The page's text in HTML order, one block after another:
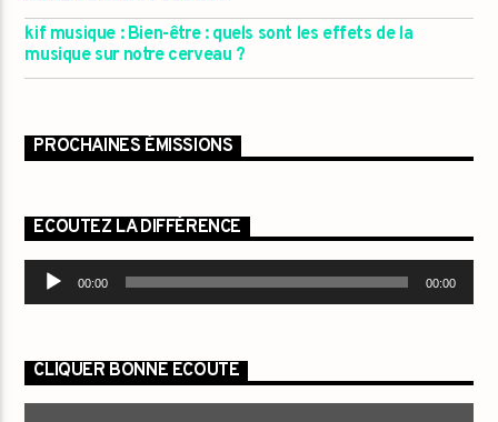
kif musique : Bien-être : quels sont les effets de la
musique sur notre cerveau ?
PROCHAINES ÉMISSIONS
ECOUTEZ LA DIFFÉRENCE
Lecteur
00:00 00:00
CLIQUER BONNE ECOUTE